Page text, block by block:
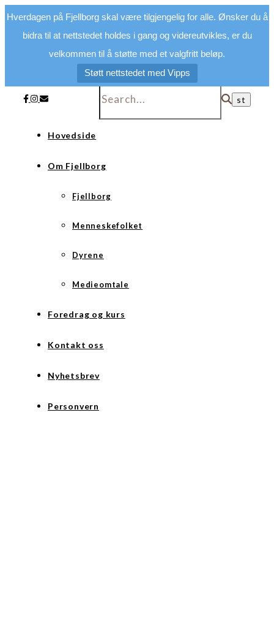
Hverdagen på Fjellborg skal være tilgjengelig for alle. Ønsker du å
bidra til at nettstedet holdes i gang og videreutvikles, er du
velkommen til å støtte med et valgfritt beløp.
Støtt nettstedet med Vipps
Hovedside
Om Fjellborg
Fjellborg
Menneskefolket
Dyrene
Medieomtale
Foredrag og kurs
Kontakt oss
Nyhetsbrev
Personvern